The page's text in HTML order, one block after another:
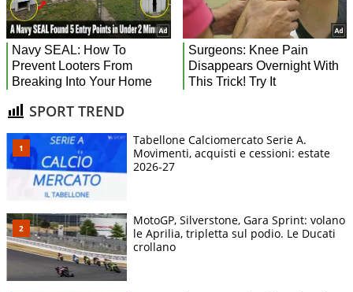
SPORT TREND
Tabellone Calciomercato Serie A.
Movimenti, acquisti e cessioni: estate
2026-27
MotoGP, Silverstone, Gara Sprint: volano
le Aprilia, tripletta sul podio. Le Ducati
crollano